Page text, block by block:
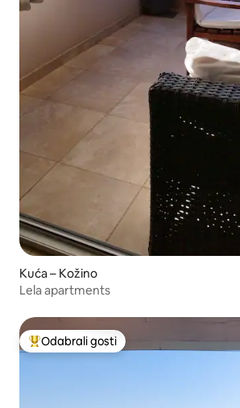
Kuća – Kožino
Lela apartments
Među najviše rangiranima s oznakom
Odabrali gosti